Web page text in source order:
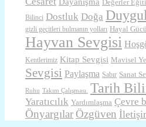
Değerler
Bilinci Dostluk Doğa
gizli geçitleri bulmanın yolları Hayal Gücü
Hayvan Sevgisi
Kentlerimiz Kitap Sevgisi Mavisel
Sevgisi Paylaşma Sabır Sanat
Ruhu Takım Çalışması. Tarih
Yaratıcılık Yardımlaşma Çevre
Önyargılar Özgüven